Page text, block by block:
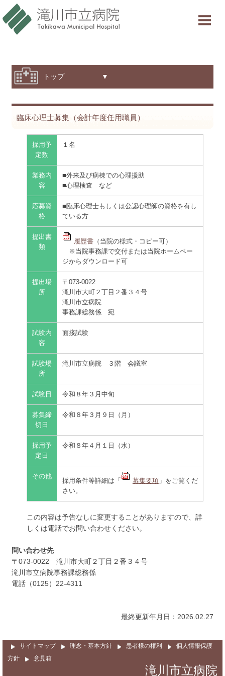
当院について
診療科・部門紹介
採用情報
交通アクセス
サイトマップ
トップ ▼
臨床心理士募集（会計年度任用職員）
採用予
定数
１名
業務内
容
■外来及び病棟での心理援助
■心理検査 など
応募資
格
■臨床心理士もしくは公認心理師の資格を有し
ている方
提出書
類
履歴書（当院の様式・コピー可）
※当院事務課で交付または当院ホームペー
ジからダウンロード可
提出場
所
〒073-0022
滝川市大町２丁目２番３４号
滝川市立病院
事務課総務係 宛
試験内
容
面接試験
試験場
所
滝川市立病院 ３階 会議室
試験日 令和８年３月中旬
募集締
切日
令和８年３月９日（月）
採用予
定日
令和８年４月１日（水）
その他
採用条件等詳細は「 募集要項 」をご覧くだ
さい。
この内容は予告なしに変更することがありますので、詳
しくは電話でお問い合わせください。
問い合わせ先
〒073-0022 滝川市大町２丁目２番３４号
滝川市立病院事務課総務係
電話（0125）22-4311
最終更新年月日：2026.02.27
サイトマップ 理念・基本方針 患者様の権利
個人情報保護
方針
意見箱
滝川市立病院